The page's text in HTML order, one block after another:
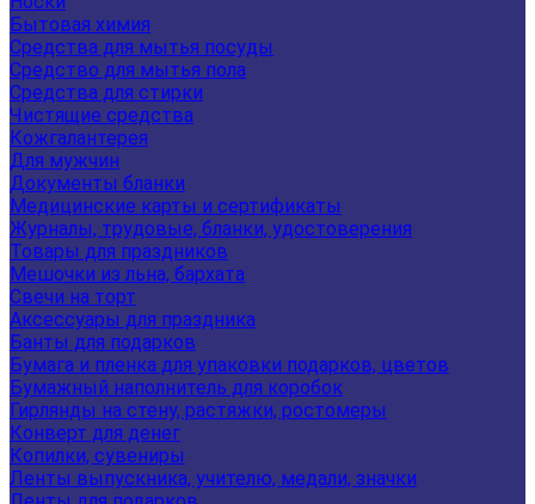
Бытовая химия
Средства для мытья посуды
Средство для мытья пола
Средства для стирки
Чистящие средства
Кожгалантерея
Для мужчин
Документы бланки
Медицинские карты и сертификаты
Журналы, трудовые, бланки, удостоверения
Товары для праздников
Мешочки из льна, бархата
Свечи на торт
Аксессуары для праздника
Банты для подарков
Бумага и пленка для упаковки подарков, цветов
Бумажный наполнитель для коробок
Гирлянды на стену, растяжки, ростомеры
Конверт для денег
Копилки, сувениры
Ленты выпускника, учителю, медали, значки